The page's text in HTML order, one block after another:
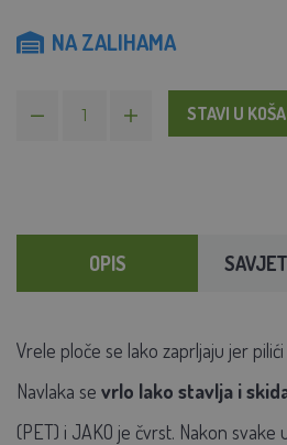
NA ZALIHAMA
STAVI U
OPIS
Vrele ploče se lako zaprljaju jer pilići
Navlaka se vrlo lako stavlja i
(PET) i JAKO je čvrst. Nakon